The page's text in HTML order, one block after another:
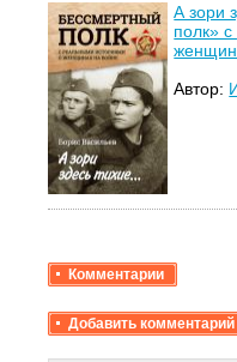
А зори
полк»
Автор:
Комментарии
Добавить комментарий